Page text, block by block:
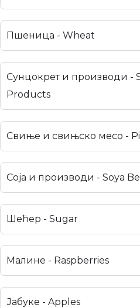
Пшеница - Wheat
Сунцокрет и производи -
Products
Свиње и свињско месо -
Соја и производи - Soya
Шећер - Sugar
Малине - Raspberries
Јабуке - Apples